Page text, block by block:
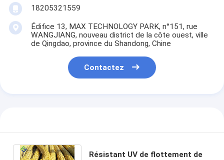
18205321559
Édifice 13, MAX TECHNOLOGY PARK, n°151, rue
WANGJIANG, nouveau district de la côte ouest, ville
de Qingdao, province du Shandong, Chine
Contactez
Résistant UV de flottement de